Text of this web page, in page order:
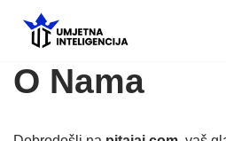
Skip
to
content
O Nama